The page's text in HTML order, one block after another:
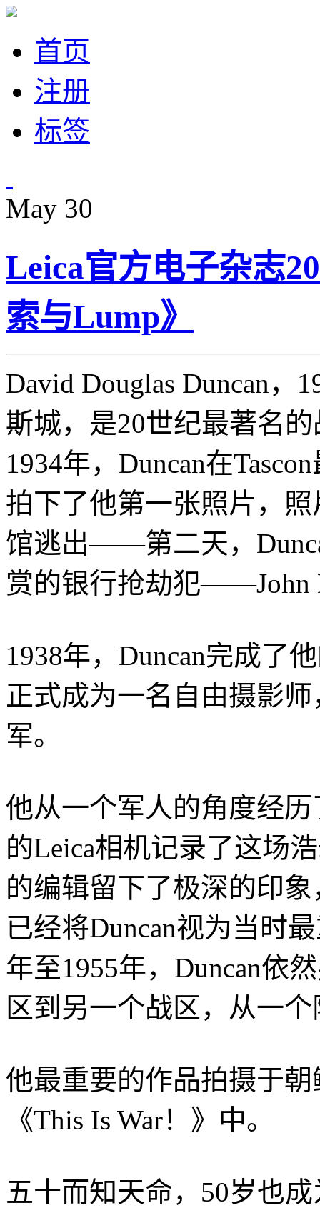
首页
注册
标签
May 30
Leica官方电子杂志
索与Lump》
David Douglas Duncan，
斯城，是20世纪最著名
1934年，Duncan在
拍下了他第一张照片，
馆逃出——第二天，
赏的银行抢劫犯——John
1938年，Duncan完成了
正式成为一名自由摄影
军。
他从一个军人的角度经
的Leica相机记录了这场
的编辑留下了极深的印
已经将Duncan视为当时
年至1955年，Duncan依
区到另一个战区，从一
他最重要的作品拍摄于
《This Is War！》中。
五十而知天命，50岁也